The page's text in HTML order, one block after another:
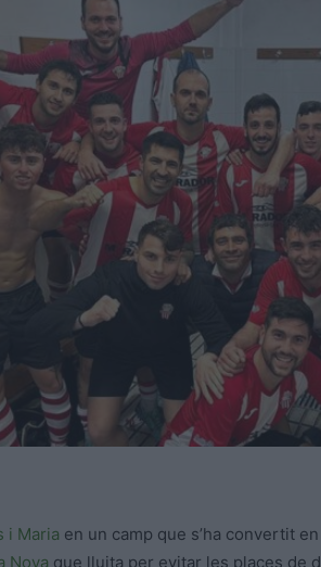
i Maria en un camp que s’ha convertit
Nova que lluita per evitar les places de